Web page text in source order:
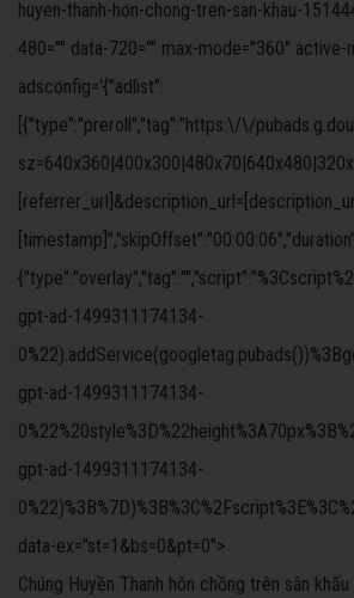
huyen-thanh-hon-chong-tren-san-khau-
480="" data-720="" max-mode="360" active-
adsconfig='{"adlist":
[{"type":"preroll","tag":"https:\/\/
gpt-ad-1499311174134-
gpt-ad-1499311174134-
gpt-ad-1499311174134-
data-ex="st=1&bs=0&pt=0">
Chúng Huyền Thanh hôn chồng trên sân khấu